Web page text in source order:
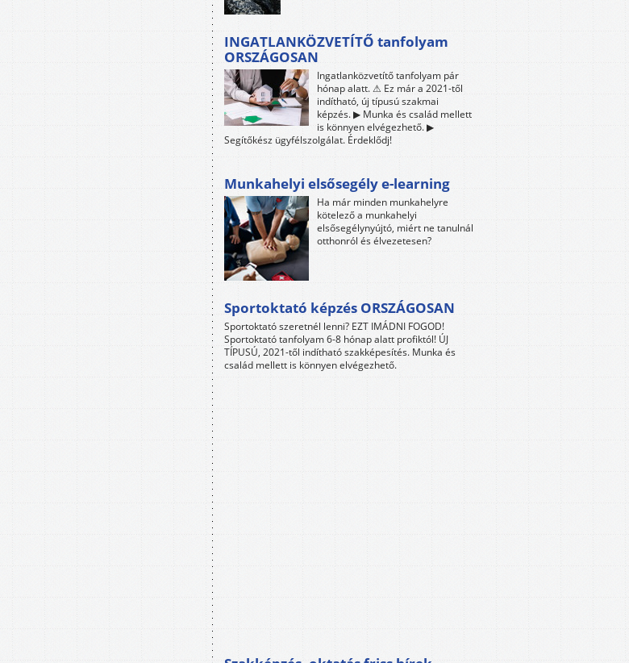
INGATLANKÖZVETÍTŐ tanfolyam
ORSZÁGOSAN
Ingatlanközvetítő tanfolyam pár
hónap alatt. ⚠ Ez már a 2021-től
indítható, új típusú szakmai
képzés. ▶ Munka és család mellett
is könnyen elvégezhető. ▶
Segítőkész ügyfélszolgálat. Érdeklődj!
Munkahelyi elsősegély e-learning
Ha már minden munkahelyre
kötelező a munkahelyi
elsősegélynyújtó, miért ne tanulnál
otthonról és élvezetesen?
Sportoktató képzés ORSZÁGOSAN
Sportoktató szeretnél lenni? EZT IMÁDNI FOGOD!
Sportoktató tanfolyam 6-8 hónap alatt profiktól! ÚJ
TÍPUSÚ, 2021-től indítható szakképesítés. Munka és
család mellett is könnyen elvégezhető.